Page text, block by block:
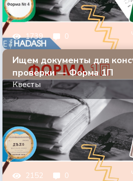
1739 0
Ищем документы для
проверки — Форма 1П
Квесты
2152 0